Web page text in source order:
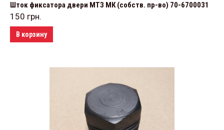
Шток фиксатора двери МТЗ МК (собств. пр-во) 70-6700031
150 грн.
В корзину